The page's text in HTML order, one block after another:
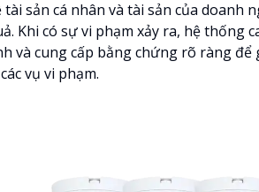
tài sản cá nhân và tài sản của doanh
Khi có sự vi phạm xảy ra, hệ thống
và cung cấp bằng chứng rõ ràng để
vụ vi phạm.